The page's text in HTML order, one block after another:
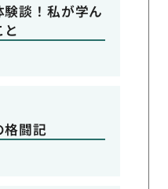
談！私が学ん
格闘記